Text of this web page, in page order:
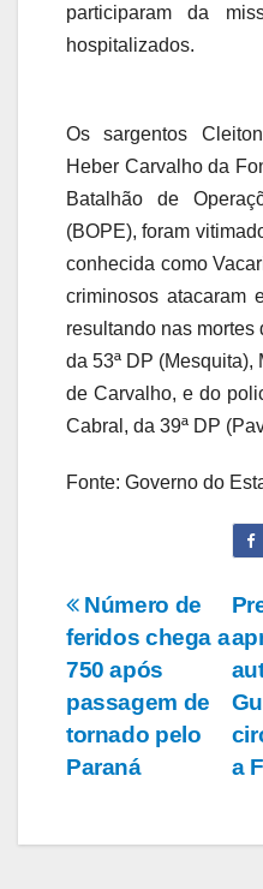
participaram da
hospitalizados.
Os sargentos
Heber Carvalho da
Batalhão de
(BOPE), foram
conhecida como
criminosos atacaram
resultando nas
da 53ª DP
de Carvalho, e do
Cabral, da 39ª DP
Fonte: Governo do
a
Número de
feridos chega a
750 após
passagem de
tornado pelo
Paraná